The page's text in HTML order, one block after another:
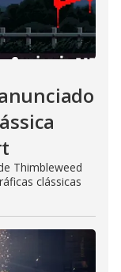
Thimbleweed
clássicas